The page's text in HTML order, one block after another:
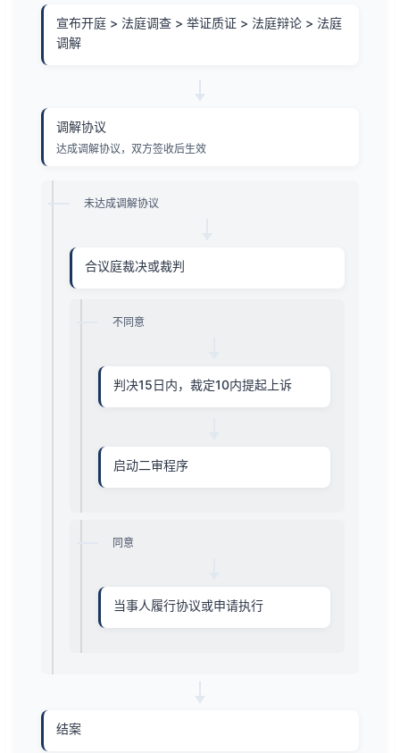
宣布开庭 > 法庭调查 > 举证质证 > 法庭辩论 > 法庭
调解
调解协议
达成调解协议，双方签收后生效
未达成调解协议
合议庭裁决或裁判
不同意
判决15日内，裁定10内提起上诉
启动二审程序
同意
当事人履行协议或申请执行
结案